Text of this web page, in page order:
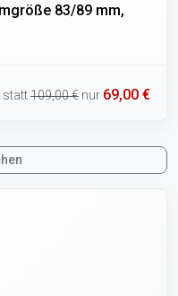
83/89 mm,
statt109,00 € nur 69,00 €